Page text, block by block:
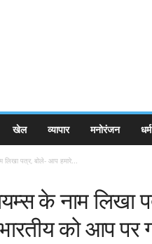
खेल व्यापार मनोरंजन धर्म
लिखा पत्र, बोले- आप हमारे...
के नाम
को आप पर